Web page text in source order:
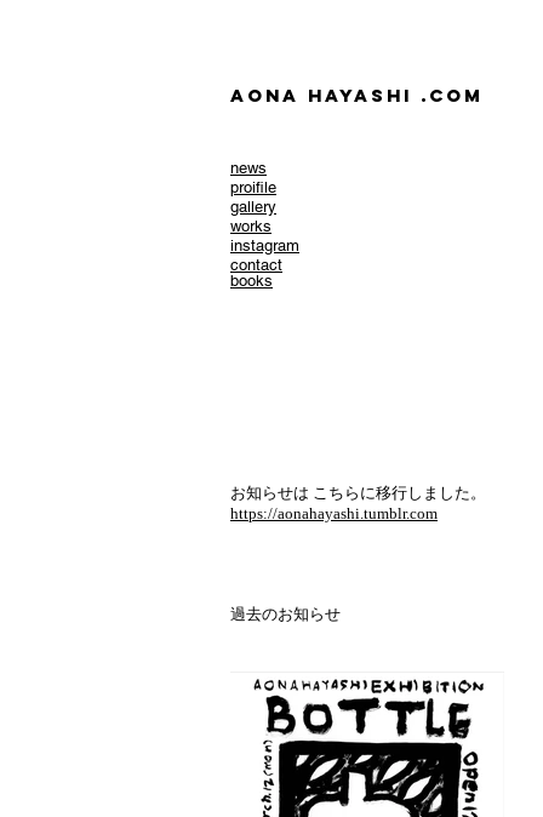
AONA HAYASHI .com
news
​proifile
gallery
works
instagram
contact
books
お知らせは こちらに移行しました。
https://aonahayashi.tumblr.com
過去のお知らせ